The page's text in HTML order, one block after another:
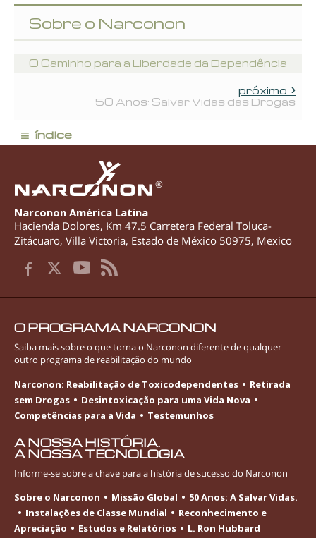
Sobre o Narconon
O Caminho para a Liberdade da Dependência
próximo
50 Anos: Salvar Vidas das Drogas
≡ índice
®
Narconon América Latina
Hacienda Dolores, Km 47.5 Carretera Federal Toluca-
Zitácuaro, Villa Victoria, Estado de México 50975, Mexico
O PROGRAMA NARCONON
Saiba mais sobre o que torna o Narconon diferente de qualquer
outro programa de reabilitação do mundo
Narconon: Reabilitação de Toxicodependentes
Retirada
sem Drogas
Desintoxicação para uma Vida Nova
Competências para a Vida
Testemunhos
A NOSSA HISTÓRIA.
A NOSSA TECNOLOGIA
Informe-sesobre a chave para a história de sucesso do Narconon
Sobre o Narconon
Missão Global
50 Anos: A Salvar Vidas.
Instalações de Classe Mundial
Reconhecimento e
Apreciação
Estudos e Relatórios L. Ron Hubbard